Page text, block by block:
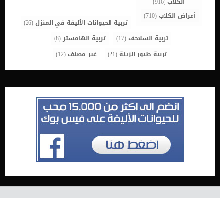
أمراض الكلاب(710)
تربية الحيوانات الأليفة في المنزل(26)
تربية السلاحف(17) تربية الهامستر(8)
تربية طيور الزينة (21) غير مصنف(12)